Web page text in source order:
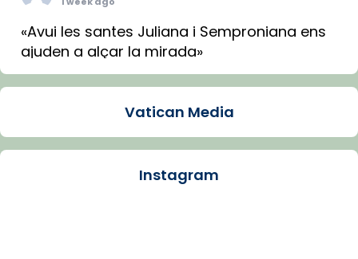
«Avui les santes Juliana i Semproniana ens
ajuden a alçar la mirada»
Mons. Sergi Gordo, bisbe de Tortosa, ha
Santes de Mataró.
🔗tinyurl.com/cvu5jmbk
Vatican Media
Instagram